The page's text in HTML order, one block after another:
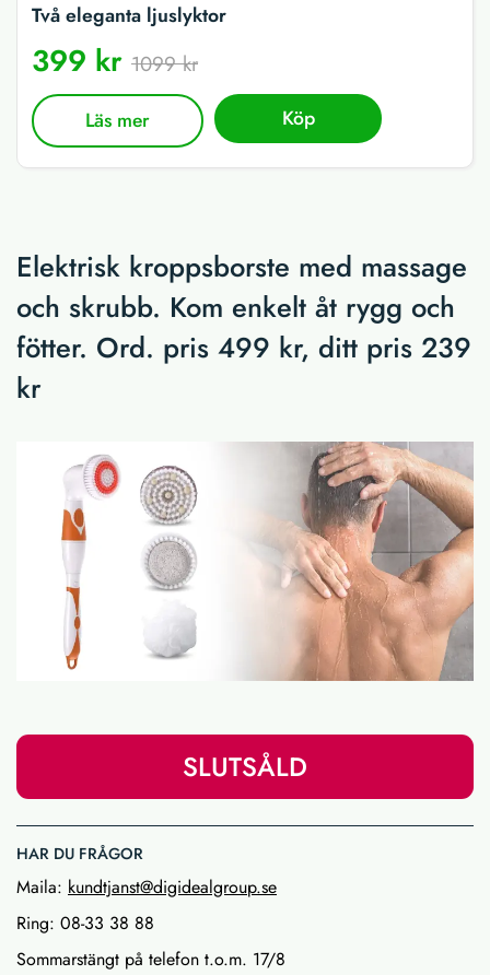
Två eleganta ljuslyktor
399 kr 1099 kr
Läs mer Köp
Elektrisk kroppsborste med massage
och skrubb. Kom enkelt åt rygg och
fötter. Ord. pris 499 kr, ditt pris 239
kr
SLUTSÅLD
HAR DU FRÅGOR
Maila: kundtjanst@digidealgroup.se
Ring: 08-33 38 88
Sommarstängt på telefon t.o.m. 17/8